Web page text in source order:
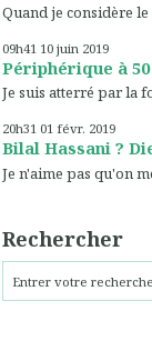
Quand je considère
09h41 10 juin 2019
Périphérique à
Je suis atterré par la
20h31 01 févr. 2019
Bilal Hassani ?
Je n'aime pas qu'on
Rechercher